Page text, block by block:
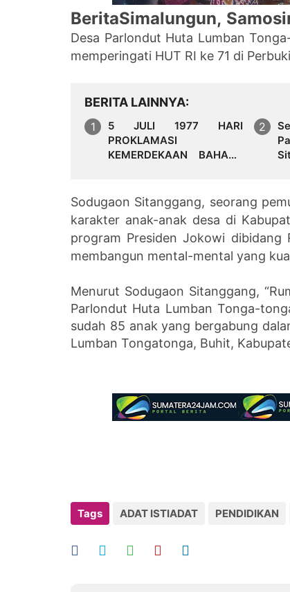
BeritaSimalungun,
Desa Parlondut Huta Lumban
memperingati HUT RI ke 71 di
BERITA LAINNYA
5 JULI 1977 HARI
PROKLAMASI
KEMERDEKAAN BAHASA
Sodugaon Sitanggang, seorang
karakter anak-anak desa di
program Presiden Jokowi dibidang
membangun mental-mental yang
Menurut Sodugaon Sitanggang,
Parlondut Huta Lumban Tonga-
sudah 85 anak yang bergabung
Lumban Tongatonga, Buhit,
Tags ADAT ISTIADAT PENDIDIKAN